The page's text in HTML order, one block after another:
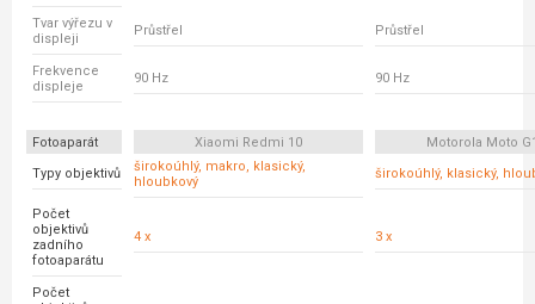
Tvar výřezu v
displeji
Průstřel Průstřel
Frekvence
displeje
90 Hz 90 Hz
Fotoaparát Xiaomi Redmi 10
Motorola Moto
Typy objektivů
širokoúhlý, makro, klasický,
hloubkový
širokoúhlý, klasický,
Počet
objektivů
zadního
fotoaparátu
4 x 3 x
Počet